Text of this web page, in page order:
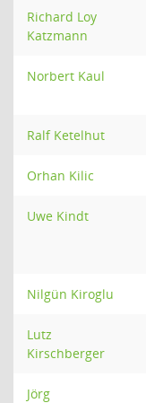
Richard Loy
Katzmann
Norbert Kaul
Ralf Ketelhut
Orhan Kilic
Uwe Kindt
Nilgün Kiroglu
Lutz
Kirschberger
Jörg